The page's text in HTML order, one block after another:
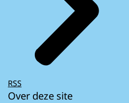
RSS
Over deze site